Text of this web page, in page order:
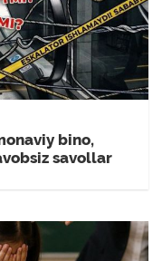
bino,
savollar